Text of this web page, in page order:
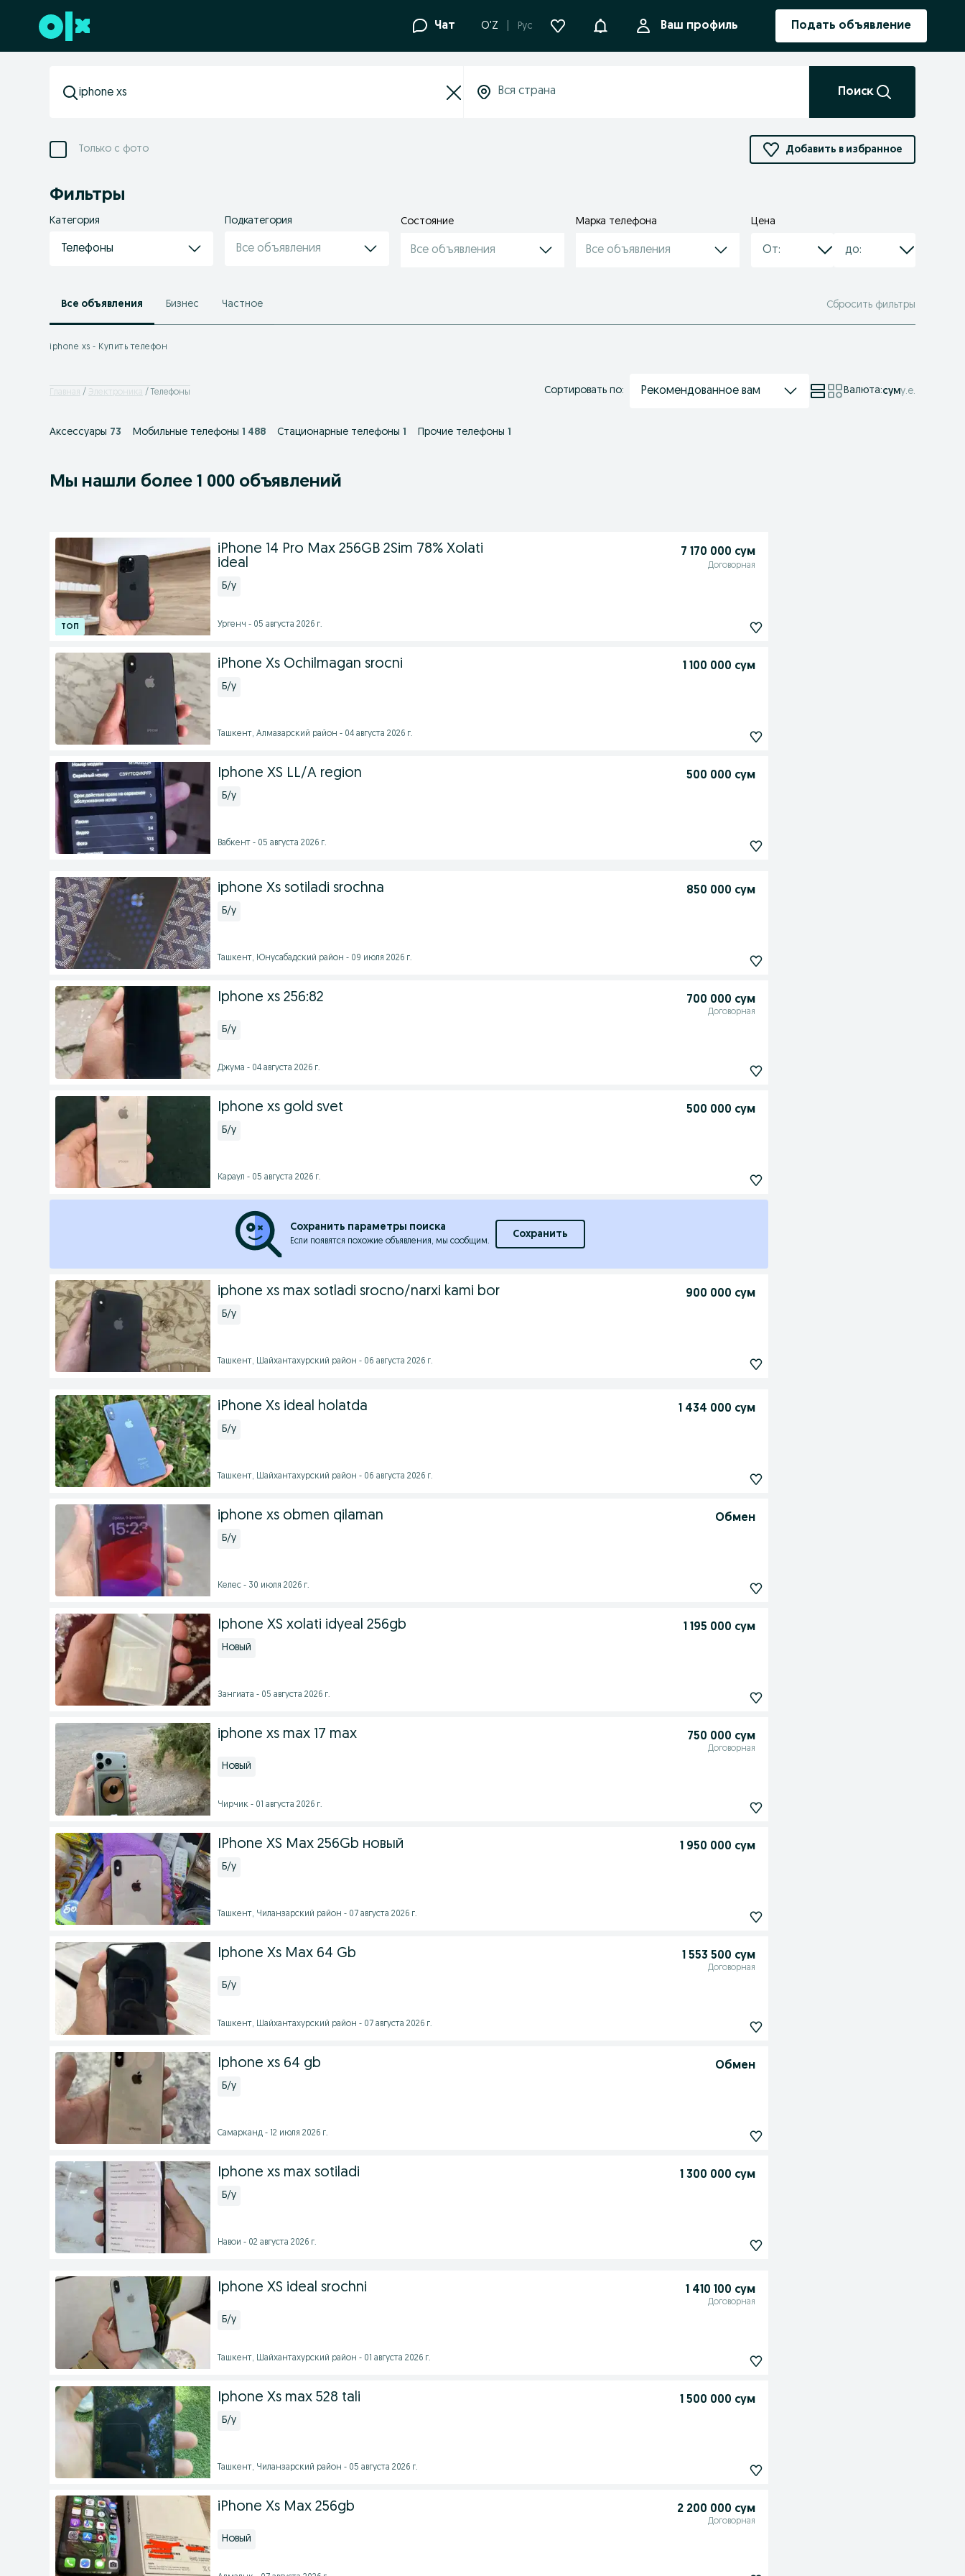
Перейти к нижнему колонтитулу Чат O'Z Рус УведомленияВаш профиль Подать объявление
Поиск
Только с фото Добавить в избранное
Фильтры
Категория
Телефоны
Подкатегория
Все объявления
Состояние
Все объявления
Марка телефона
Все объявления
Цена
Все объявления Бизнес Частное Сбросить фильтры
iphone xs - Купить телефон
Главная Электроника Телефоны Сортировать по: Рекомендованное вам Валюта:суму.е.
Аксессуары 73 Мобильные телефоны 1 488 Стационарные телефоны 1 Прочие телефоны 1
Мы нашли более 1 000 объявлений
iPhone 14 Pro Max 256GB 2Sim 78% Xolati
ideal
7 170 000 сум
Договорная
Б/у
Ургенч - 05 августа 2026 г.
iPhone Xs Ochilmagan srocni 1 100 000 сум
Б/у
Ташкент, Алмазарский район - 04 августа 2026 г.
Iphone XS LL/A region 500 000 сум
Б/у
Вабкент - 05 августа 2026 г.
iphone Xs sotiladi srochna 850 000 сум
Б/у
Ташкент, Юнусабадский район - 09 июля 2026 г.
Iphone xs 256:82 700 000 сум
Договорная
Б/у
Джума - 04 августа 2026 г.
Iphone xs gold svet 500 000 сум
Б/у
Караул - 05 августа 2026 г.
Сохранить параметры поиска
Если появятся похожие объявления, мы сообщим.
Сохранить
iphone xs max sotladi srocno/narxi kami bor 900 000 сум
Б/у
Ташкент, Шайхантахурский район - 06 августа 2026 г.
iPhone Xs ideal holatda 1 434 000 сум
Б/у
Ташкент, Шайхантахурский район - 06 августа 2026 г.
iphone xs obmen qilaman Обмен
Б/у
Келес - 30 июля 2026 г.
Iphone XS xolati idyeal 256gb 1 195 000 сум
Новый
Зангиата - 05 августа 2026 г.
iphone xs max 17 max 750 000 сум
Договорная
Новый
Чирчик - 01 августа 2026 г.
IPhone XS Max 256Gb новый 1 950 000 сум
Б/у
Ташкент, Чиланзарский район - 07 августа 2026 г.
Iphone Xs Max 64 Gb 1 553 500 сум
Договорная
Б/у
Ташкент, Шайхантахурский район - 07 августа 2026 г.
Iphone xs 64 gb Обмен
Б/у
Самарканд - 12 июля 2026 г.
Iphone xs max sotiladi 1 300 000 сум
Б/у
Навои - 02 августа 2026 г.
Iphone XS ideal srochni 1 410 100 сум
Договорная
Б/у
Ташкент, Шайхантахурский район - 01 августа 2026 г.
Iphone Xs max 528 tali 1 500 000 сум
Б/у
Ташкент, Чиланзарский район - 05 августа 2026 г.
iPhone Xs Max 256gb 2 200 000 сум
Договорная
Новый